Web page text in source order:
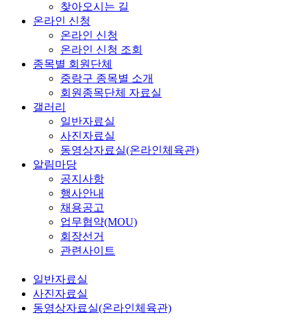
찾아오시는 길
온라인 신청
온라인 신청
온라인 신청 조회
종목별 회원단체
중랑구 종목별 소개
회원종목단체 자료실
갤러리
일반자료실
사진자료실
동영상자료실(온라인체육관)
알림마당
공지사항
행사안내
채용공고
업무협약(MOU)
회장선거
관련사이트
일반자료실
사진자료실
동영상자료실(온라인체육관)